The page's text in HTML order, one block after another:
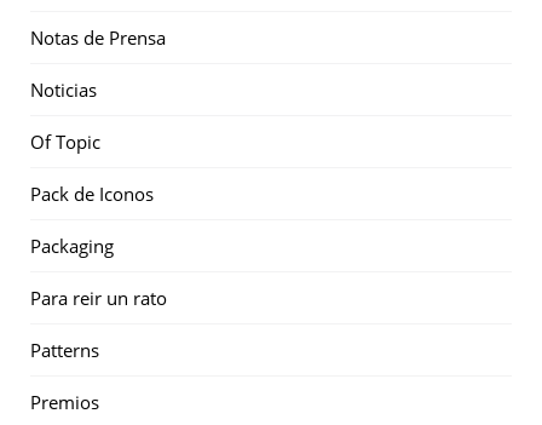
Notas de Prensa
Noticias
Of Topic
Pack de Iconos
Packaging
Para reir un rato
Patterns
Premios